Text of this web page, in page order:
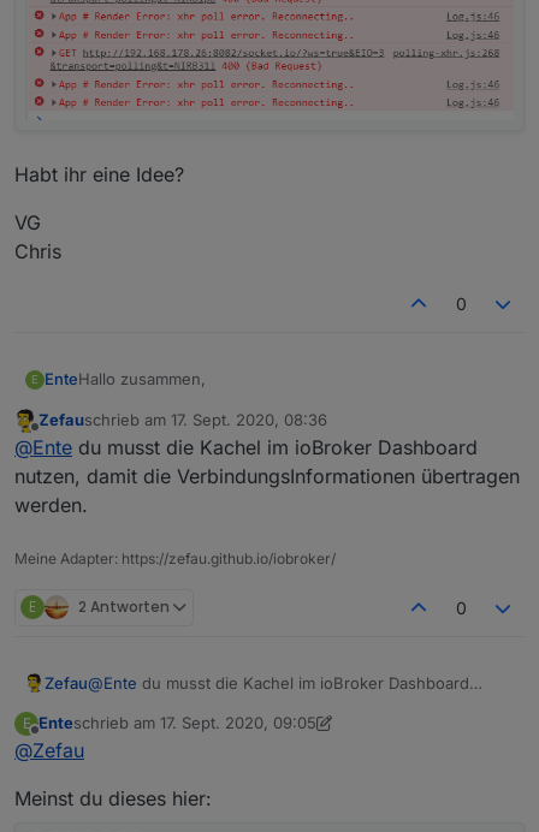
Habt ihr eine Idee?
VG
Chris
0
E EnteHallo zusammen,
habe mir die vis via github installiert.
Wenn ich jetzt:
http://192.168.178.26:8082/jarvis/index.html
eingebe kommt das:
Offline
Zefauschrieb am 17. Sept. 2020, 08:36
zuletzt editiert von
@Ente du musst die Kachel im ioBroker Dashboard
nutzen, damit die VerbindungsInformationen übertragen
werden.
Meine Adapter: https://zefau.github.io/iobroker/
E 2 Antworten 0
Zefau@Ente du musst die Kachel im ioBroker Dashboard
werden.
E
Offline
Enteschrieb am 17. Sept. 2020, 09:05
zuletzt editiert von Ente
@Zefau
Meinst du dieses hier: